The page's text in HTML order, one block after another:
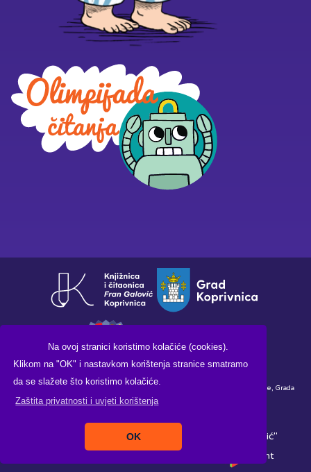
Na ovoj stranici koristimo kolačiće (cookies).
Klikom na "OK" i nastavkom korištenja stranice smatramo
da se slažete što koristimo kolačiće.
Zaštita privatnosti i uvjeti korištenja
OK
Financirano sredstvima Ministarstva kulture i medija Republike Hrvatske, Grada
Koprivnice i Knjižnice i čitaonice "Fran Galović" Koprivnica.
Copyright ©2026. Knjižnica i čitaonica "Fran Galović"
Pikant